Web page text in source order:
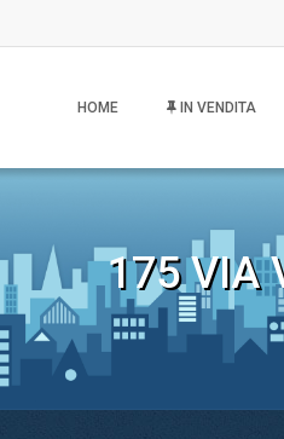
HOME IN VENDITA
175 VIA